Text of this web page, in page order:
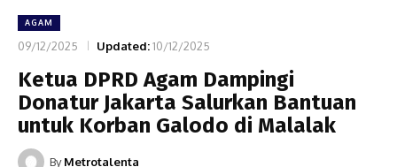
AGAM
09/12/2025 Updated:10/12/2025
Ketua DPRD Agam Dampingi
Donatur Jakarta Salurkan Bantuan
untuk Korban Galodo di Malalak
By Metrotalenta